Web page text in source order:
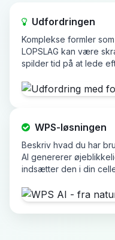
Udfordringen
Komplekse formler
LOPSLAG kan være
spilder tid på at lede
WPS-løsningen
Beskriv hvad du har
AI genererer
indsætter den i din